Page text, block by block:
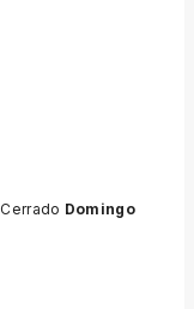
Cerrado Domingo